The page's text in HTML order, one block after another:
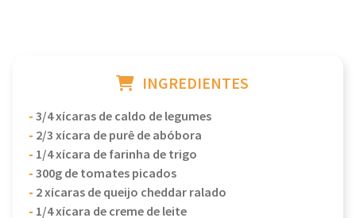
INGREDIENTES
-3/4 xícaras de caldo de legumes
- 2/3 xícara de purê de abóbora
- 1/4 xícara de farinha de trigo
-300g de tomates picados
- 2 xícaras de queijo cheddar ralado
- 1/4 xícara de creme de leite